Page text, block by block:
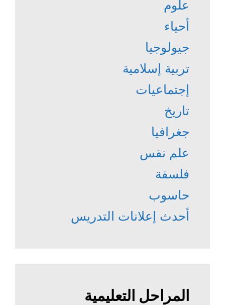
علوم
أحياء
جيولوجيا
تربية إسلامية
إجتماعيات
تاريخ
جغرافيا
علم نفس
فلسفة
حاسوب
أحدث إعلانات التدريس
المراحل التعليمية